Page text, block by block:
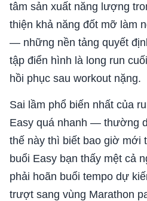
tâm sản xuất năng lượng
thiện khả năng đốt mỡ làm
— những nền tảng quyết
tập điển hình là long run
hồi phục sau workout nặng.
Sai lầm phổ biến nhất của
Easy quá nhanh — thường
thế này thì biết bao giờ mới
buổi Easy bạn thấy mệt cả
phải hoãn buổi tempo dự
trượt sang vùng Marathon